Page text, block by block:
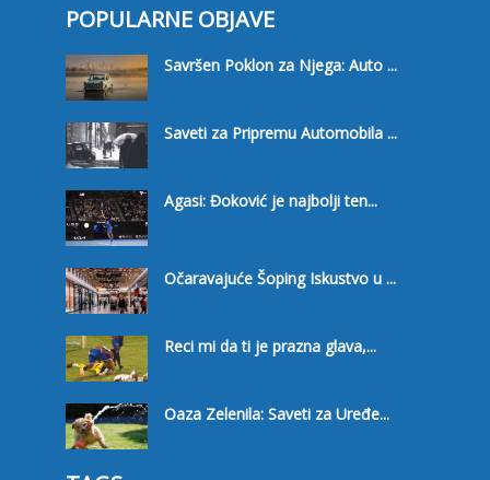
POPULARNE OBJAVE
Savršen Poklon za Njega: Auto ...
Saveti za Pripremu Automobila ...
Agasi: Đoković je najbolji ten...
Očaravajuće Šoping Iskustvo u ...
Reci mi da ti je prazna glava,...
Oaza Zelenila: Saveti za Uređe...